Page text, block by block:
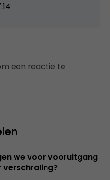
een reactie te
we voor vooruitgang
verschraling?